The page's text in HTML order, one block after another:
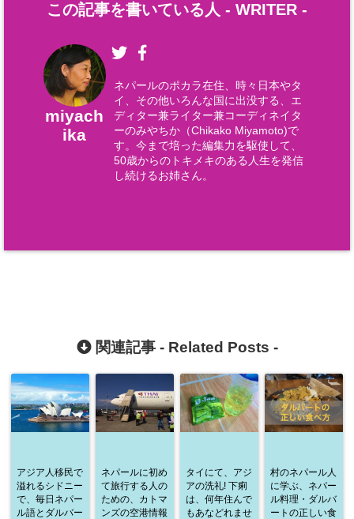
この記事を書いている人 - WRITER -
miyach
ika
ネパールのポカラ在住、時々日本やタ
イ、その他いろんな国に出没する、エ
ディター兼ライター兼コーディネイタ
ーのみやちか（Chikako Miyamoto)で
す。今まで培った編集力を駆使して、
50歳からのトキメキのある人生を発信
し続けるお姉さん。
関連記事 - Related Posts -
アジア人移民で
溢れるシドニー
で、毎日ネパー
ル語とダルバー
ネパールに初め
て旅行する人の
ための、カトマ
ンズの空港情報
タイにて、アジ
アの洗礼! 下痢
は、何年住んで
もあなどれませ
村のネパール人
に学ぶ、ネパー
ル料理・ダルバ
ートの正しい食